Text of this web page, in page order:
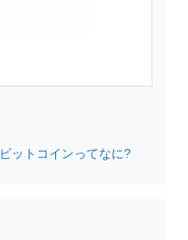
ビットコインってなに?